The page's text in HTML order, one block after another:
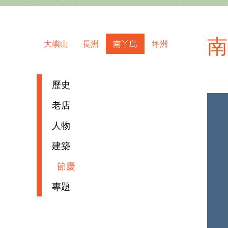
大嶼山 長洲 南丫島 坪洲
歷史
老店
人物
建築
節慶
專題